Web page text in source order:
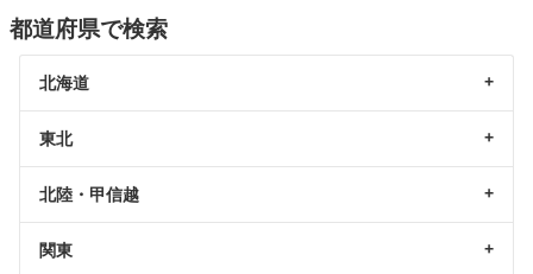
都道府県で検索
北海道
東北
北陸・甲信越
関東